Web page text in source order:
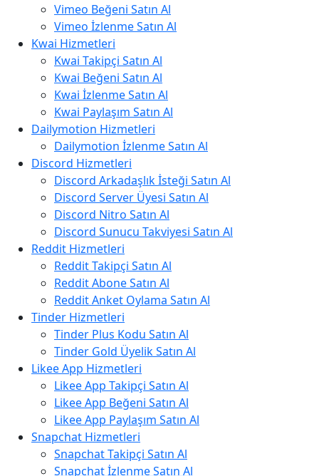
Vimeo Beğeni Satın Al
Vimeo İzlenme Satın Al
Kwai Hizmetleri
Kwai Takipçi Satın Al
Kwai Beğeni Satın Al
Kwai İzlenme Satın Al
Kwai Paylaşım Satın Al
Dailymotion Hizmetleri
Dailymotion İzlenme Satın Al
Discord Hizmetleri
Discord Arkadaşlık İsteği Satın Al
Discord Server Üyesi Satın Al
Discord Nitro Satın Al
Discord Sunucu Takviyesi Satın Al
Reddit Hizmetleri
Reddit Takipçi Satın Al
Reddit Abone Satın Al
Reddit Anket Oylama Satın Al
Tinder Hizmetleri
Tinder Plus Kodu Satın Al
Tinder Gold Üyelik Satın Al
Likee App Hizmetleri
Likee App Takipçi Satın Al
Likee App Beğeni Satın Al
Likee App Paylaşım Satın Al
Snapchat Hizmetleri
Snapchat Takipçi Satın Al
Snapchat İzlenme Satın Al